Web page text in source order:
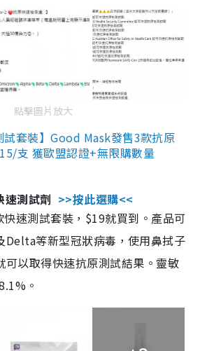
點擊圖片放大
試套裝】Good Mask發售3款抗原
支 獲歐盟認證+無限購數量
測試劑 >>按此選購<<
速測試套裝，$19就買到。產品可
等新型冠狀病毒，使用鼻拭子
可以取得快速抗原測試結果。靈敏
。